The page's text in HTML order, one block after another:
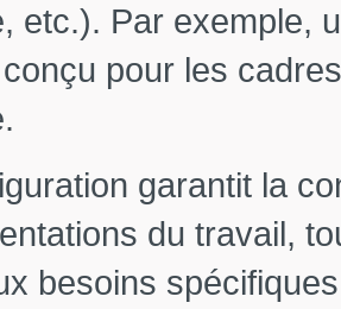
etc.). Par exemple,
pour les
garantit la
du travail,
besoins